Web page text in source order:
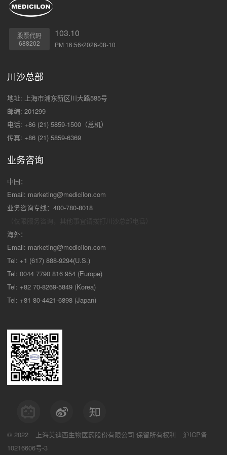
股票代码
688202
103.10
PM 16:56•2026-08-10
川沙总部
地址: 上海市浦东新区川大路585号
邮编: 201299
电话: +86 (21) 5859-1500（总机）
传真: +86 (21) 5859-6369
业务咨询
中国：
Email: marketing@medicilon.com
业务咨询专线：400-780-8018
海外：
Email: marketing@medicilon.com
Tel: +1 (617) 888-9294(U.S.)
Tel: 0044 7790 816 954 (Europe)
Tel: +82 70-8269-5849 (Korea)
Tel: +81 80-4421-6898 (Japan)
© 2022 上海美迪西生物医药股份有限公司 保留所有权利
沪ICP备
10216606号-3